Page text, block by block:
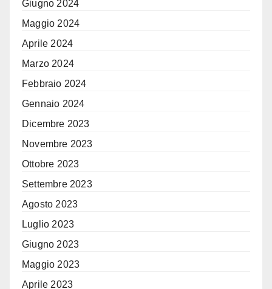
Giugno 2024
Maggio 2024
Aprile 2024
Marzo 2024
Febbraio 2024
Gennaio 2024
Dicembre 2023
Novembre 2023
Ottobre 2023
Settembre 2023
Agosto 2023
Luglio 2023
Giugno 2023
Maggio 2023
Aprile 2023